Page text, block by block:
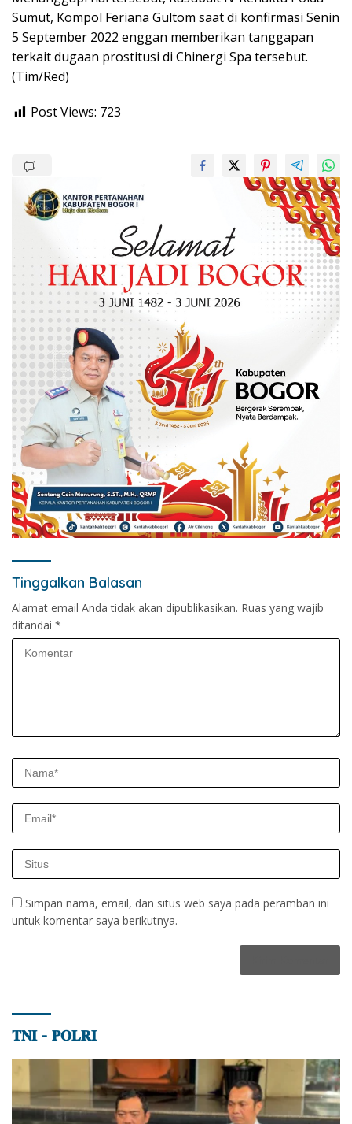
Sumut, Kompol Feriana Gultom saat di konfirmasi Senin
5 September 2022 enggan memberikan tanggapan
terkait dugaan prostitusi di Chinergi Spa tersebut.
(Tim/Red)
Post Views: 723
Tinggalkan Balasan
Alamat email Anda tidak akan dipublikasikan. Ruas yang wajib
ditandai *
Simpan nama, email, dan situs web saya pada peramban ini
untuk komentar saya berikutnya.
𝐓𝐍𝐈 – 𝐏𝐎𝐋𝐑𝐈